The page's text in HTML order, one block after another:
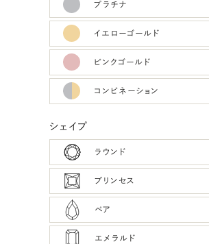
プラチナ
イエローゴールド
ピンクゴールド
コンビネーション
シェイプ
ラウンド
プリンセス
ペア
エメラルド